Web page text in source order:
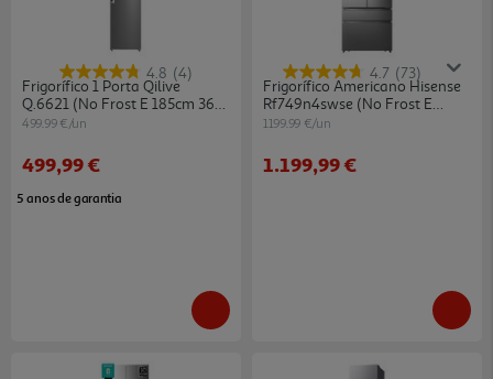
4.8 (4)
Frigorífico 1 Porta Qilive
Q.6621 (no Frost E 185cm 362l
Inox)
499.99 €/un
499,99 €
5 anos de garantia
4.7 (73)
Frigorífico Americano Hisense
Rf749n4swse (no Frost E
178.5cm 579l Inox)
1199.99 €/un
1.199,99 €